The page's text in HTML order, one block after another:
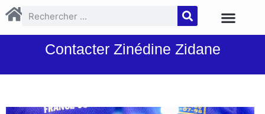
Contacter Zinédine Zidane